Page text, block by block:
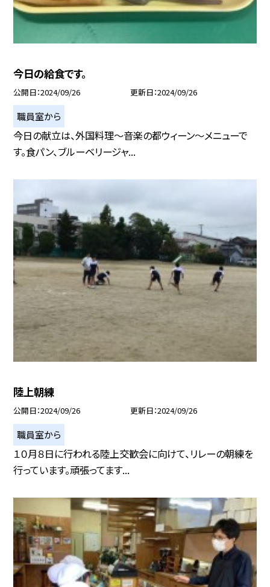
今日の給食です。
公開日 2024/09/26 更新日 2024/09/26
職員室から
今日の献立は、外国料理〜音楽の都ウィーン〜メニューで
す。食パン、ブルーベリージャ...
陸上朝練
公開日 2024/09/26 更新日 2024/09/26
職員室から
１０月８日に行われる陸上交歓会に向けて、リレーの朝練を
行っています。頑張ってます...